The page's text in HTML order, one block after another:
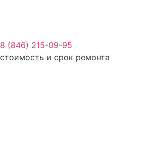
8 (846) 215-09-95
стоимость и срок ремонта